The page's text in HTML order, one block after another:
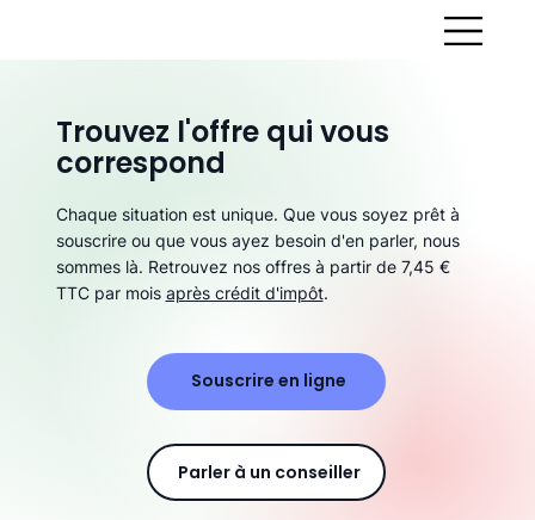
Trouvez l'offre qui vous
correspond
Chaque situation est unique. Que vous soyez prêt à
souscrire ou que vous ayez besoin d'en parler, nous
sommes là. Retrouvez nos offres à partir de 7,45 €
TTC par mois après crédit d'impôt.
Souscrire en ligne
Parler à un conseiller